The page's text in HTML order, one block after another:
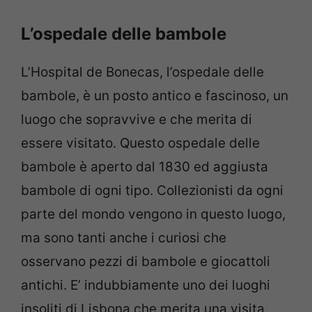
L’ospedale delle bambole
L’Hospital de Bonecas, l’ospedale delle
bambole, è un posto antico e fascinoso, un
luogo che sopravvive e che merita di
essere visitato. Questo ospedale delle
bambole è aperto dal 1830 ed aggiusta
bambole di ogni tipo. Collezionisti da ogni
parte del mondo vengono in questo luogo,
ma sono tanti anche i curiosi che
osservano pezzi di bambole e giocattoli
antichi. E’ indubbiamente uno dei luoghi